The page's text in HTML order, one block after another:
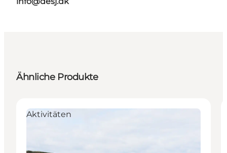
Ähnliche Produkte
Aktivitäten